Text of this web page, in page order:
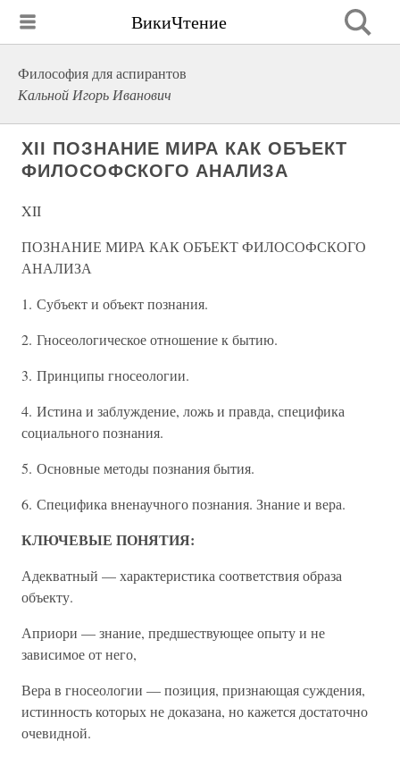
ВикиЧтение
Философия для аспирантов
Кальной Игорь Иванович
XII ПОЗНАНИЕ МИРА КАК ОБЪЕКТ
ФИЛОСОФСКОГО АНАЛИЗА
XII
ПОЗНАНИЕ МИРА КАК ОБЪЕКТ ФИЛОСОФСКОГО
АНАЛИЗА
1. Субъект и объект познания.
2. Гносеологическое отношение к бытию.
3. Принципы гносеологии.
4. Истина и заблуждение, ложь и правда, специфика
социального познания.
5. Основные методы познания бытия.
6. Специфика вненаучного познания. Знание и вера.
КЛЮЧЕВЫЕ ПОНЯТИЯ:
Адекватный — характеристика соответствия образа
объекту.
Априори — знание, предшествующее опыту и не
зависимое от него,
Вера в гносеологии — позиция, признающая суждения,
истинность которых не доказана, но кажется достаточно
очевидной.